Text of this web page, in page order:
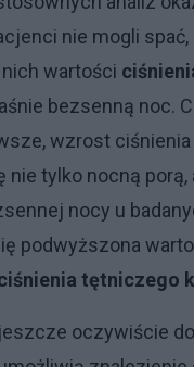
nie mogli spać,
wartości
bezsenną noc.
wzrost
nie tylko nocną porą,
nocy u
podwyższona
tętniczego
oczywiście